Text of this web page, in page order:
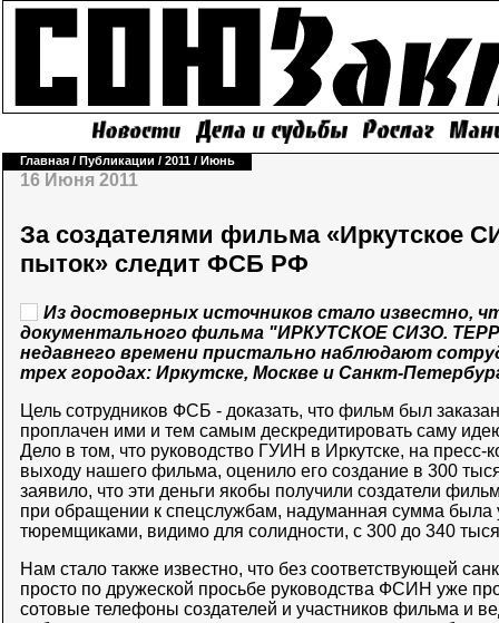
Главная / Публикации / 2011 / Июнь
16 Июня 2011
За создателями фильма «Иркутское
пыток» следит ФСБ РФ
Из достоверных источников стало известно,
документального фильма "ИРКУТСКОЕ СИЗО.
недавнего времени пристально наблюдают
трех городах: Иркутске, Москве и Санкт-
Цель сотрудников ФСБ - доказать, что фильм был
проплачен ими и тем самым дескредитировать саму
Дело в том, что руководство ГУИН в Иркутске, на
выходу нашего фильма, оценило его создание в 300
заявило, что эти деньги якобы получили создатели
при обращении к спецслужбам, надуманная сумма была
тюремщиками, видимо для солидности, с 300 до 340
Нам стало также известно, что без соответствующей
просто по дружеской просьбе руководства ФСИН уже
сотовые телефоны создателей и участников фильма и